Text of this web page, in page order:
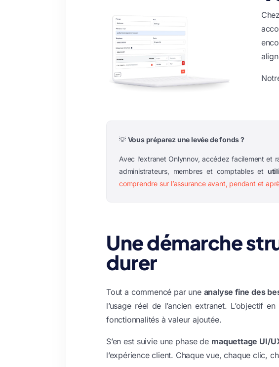
💡 Vous préparez une levée de fonds ?
Avec l’extranet Onlynnov, accédez facilement
administrateurs, membres et comptables et
comprendre sur l’assurance avant, pendant et
Une démarche
durer
Tout a commencé par une analyse fine des
l’usage réel de l’ancien extranet. L’objectif
fonctionnalités à valeur ajoutée.
S’en est suivie une phase de maquettage UI/
l’expérience client. Chaque vue, chaque clic,